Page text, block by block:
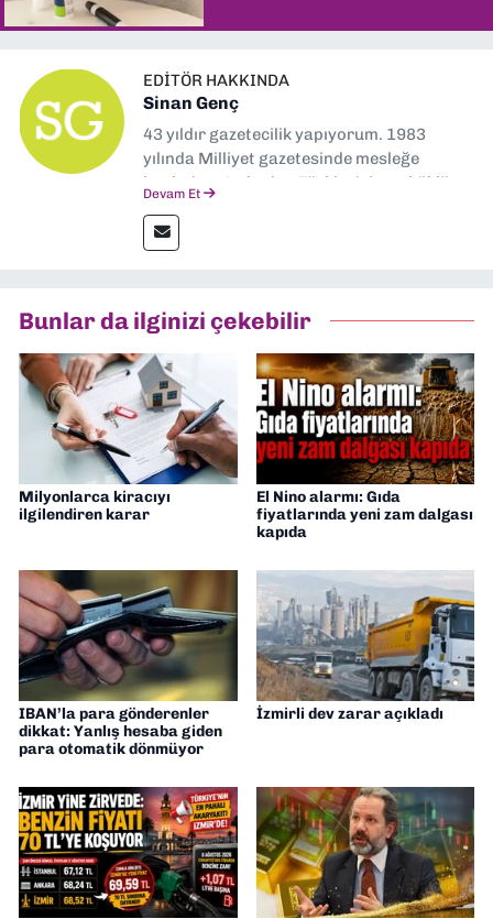
EDITÖR HAKKINDA
Sinan Genç
43 yıldır gazetecilik yapıyorum. 1983
yılında Milliyet gazetesinde mesleğe
başladım. Ardından Türkiye’nin en köklü
muhabir, editör, müdür yardımcısı ve spor
müdürü olarak görev yaptım. Ayrıca Yeni
Gazetesi'nde editörlük yapıyorum
Devam Et
Bunlar da ilginizi çekebilir
Milyonlarca kiracıyı
ilgilendiren karar
El Nino alarmı: Gıda
fiyatlarında yeni zam dalgası
kapıda
IBAN’la para gönderenler
dikkat: Yanlış hesaba giden
para otomatik dönmüyor
İzmirli dev zarar açıkladı